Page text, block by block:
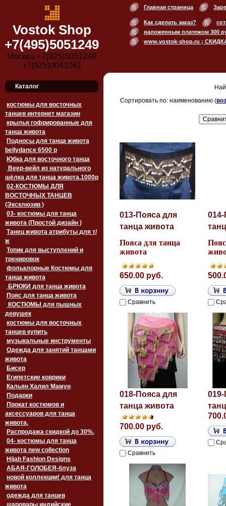
Vostok Shop
+7(495)5051249
Москва +7(925)5051249
+7(925)0041061
Главная страница
Как сделать заказ?
наложенным платежом 300
www.vostok-shop.ru ;
Каталог
костюмы для восточных
танцев интернет магазин
крылья гофрированные для
танца живота
Подносы для танца живота
bellydance 6500 p
Юбка для восточного танца
Веер-вейл из натурального
шёлка для танца живота.1000p
02-КОСТЮМЫ ДЛЯ
ВОСТОЧНЫХ ТАНЦЕВ
(Эксклюзив )
03- костюмы для танца
живота (Простой дизайн )
Танец живота атрибуты для т/
ж
Топик для выступлений и
тренировок
фольклорные Костюмы для
танца живота
БРЮКИ для танца живота
Пояс для танца живота
девушек
костюмы для восточных
танцев купить
музыкальные инструменты
Одежда для занятий танцами
живота
Бисер
Египетские коврики
Кальян Халил Мамун
Подарки
Прокат костюмов и
аксессуаров для танца
живота.
Распродажа скидкой до 30%.
04- костюмы для танца
живота new collection
Hijab Fashion Designs
АБАЯ-ГОЛОБЕЯ-блуза
новой коллекции! для танца
живота
одежда для танцев
шаровары индийские
Сортировать по: наименованию (
013-Пояса для
танца живота
Пояса для танца
живота
650.00 руб.
Сравнить
018-Пояса для
танца живота
700.00 руб.
Сравнить